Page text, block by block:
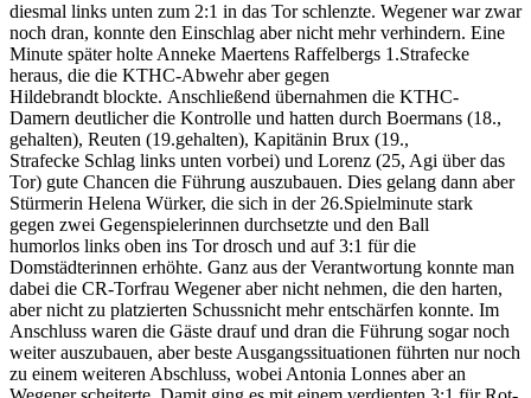
diesmal links unten zum 2:1 in das Tor schlenzte. Wegener war zwar
noch dran, konnte den Einschlag aber nicht mehr verhindern. Eine
Minute später holte Anneke Maertens Raffelbergs 1.Strafecke
heraus, die die KTHC-Abwehr aber gegen
Hildebrandt blockte. Anschließend übernahmen die KTHC-
Damern deutlicher die Kontrolle und hatten durch Boermans (18.,
gehalten), Reuten (19.gehalten), Kapitänin Brux (19.,
Strafecke Schlag links unten vorbei) und Lorenz (25, Agi über das
Tor) gute Chancen die Führung auszubauen. Dies gelang dann aber
Stürmerin Helena Würker, die sich in der 26.Spielminute stark
gegen zwei Gegenspielerinnen durchsetzte und den Ball
humorlos links oben ins Tor drosch und auf 3:1 für die
Domstädterinnen erhöhte. Ganz aus der Verantwortung konnte man
dabei die CR-Torfrau Wegener aber nicht nehmen, die den harten,
aber nicht zu platzierten Schussnicht mehr entschärfen konnte. Im
Anschluss waren die Gäste drauf und dran die Führung sogar noch
weiter auszubauen, aber beste Ausgangssituationen führten nur noch
zu einem weiteren Abschluss, wobei Antonia Lonnes aber an